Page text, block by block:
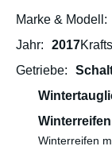
Marke & Modell
Jahr
2017
Getriebe
Winterreifen
Winterreifen